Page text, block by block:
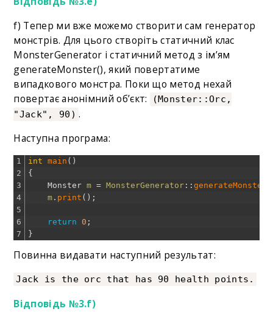
f) Тепер ми вже можемо створити сам генератор
монстрів. Для цього створіть статичний клас
MonsterGenerator і статичний метод з ім’ям
generateMonster(), який повертатиме
випадкового монстра. Поки що метод нехай
повертає анонімний об’єкт:
(Monster::Orc,
"Jack", 90) .
Наступна програма:
1
2
3
4
5
6
7
int main ( )
{
Monster m = MonsterGenerator ::generateMonster
m . print ( ) ;
return 0 ;
}
Повинна видавати наступний результат:
Jack is the orc that has 90 health points.
Відповідь №3.f)